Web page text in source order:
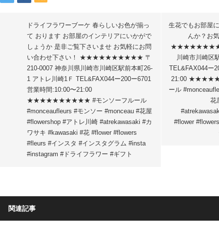
ドライフラワーブーケ 春らしいお色が揃っ
て おります️ お部屋のインテリアにいかがで
しょうか 是非ご覧下さいませ お気軽にお問
い合わせ下さい！ ★★★★★★★★★★ 〒
210-0007 神奈川県川崎市川崎区駅前本町26-
1 アトレ川崎1Ｆ TEL&FAX044ー200ー6701
営業時間:10:00〜21:00
★★★★★★★★★★ #モンソーフルール
#monceaufleurs #モンソー #monceau #花屋
#flowershop #アトレ川崎 #atrekawasaki #カ
ワサキ #kawasaki #花 #flower #flowers
#fleurs #インスタ #インスタグラム #insta
#instagram #ドライフラワー #ギフト
生花でもお部屋
んか？お
★★★★★★★★★★
川崎市川崎区
TEL&FAX044ー
21:00
ール
花
#flower
関連記事